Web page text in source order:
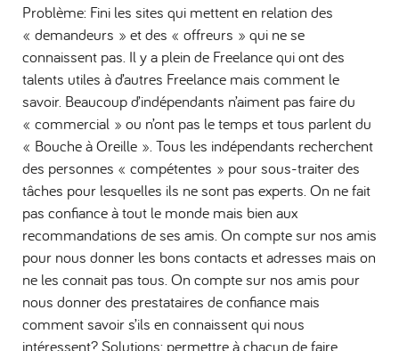
Problème: Fini les sites qui mettent en relation des
« demandeurs » et des « offreurs » qui ne se
connaissent pas. Il y a plein de Freelance qui ont des
talents utiles à d’autres Freelance mais comment le
savoir. Beaucoup d’indépendants n’aiment pas faire du
« commercial » ou n’ont pas le temps et tous parlent du
« Bouche à Oreille ». Tous les indépendants recherchent
des personnes « compétentes » pour sous-traiter des
tâches pour lesquelles ils ne sont pas experts. On ne fait
pas confiance à tout le monde mais bien aux
recommandations de ses amis. On compte sur nos amis
pour nous donner les bons contacts et adresses mais on
ne les connait pas tous. On compte sur nos amis pour
nous donner des prestataires de confiance mais
comment savoir s’ils en connaissent qui nous
intéressent? Solutions: permettre à chacun de faire